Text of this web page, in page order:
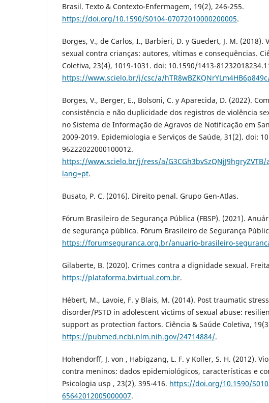
Brasil. Texto & Contexto-Enfermagem, 19(2), 246-255.
https://doi.org/10.1590/S0104-07072010000200005.
Borges, V., de Carlos, I., Barbieri, D. y Guedert, J. M. (2018).
sexual contra crianças: autores, vítimas e consequências.
Coletiva, 23(4), 1019-1031. doi: 10.1590/1413-
https://www.scielo.br/j/csc/a/
Borges, V., Berger, E., Bolsoni, C. y Aparecida, D. (2022).
consistência e não duplicidade dos registros de violência
no Sistema de Informação de Agravos de Notificação em
2009-2019. Epidemiologia e Serviços de Saúde, 31(2). doi:
96222022000100012.
https://www.scielo.br/j/ress/a/
lang=pt.
Busato, P. C. (2016). Direito penal. Grupo Gen-Atlas.
Fórum Brasileiro de Segurança Pública (FBSP). (2021).
de segurança pública. Fórum Brasileiro de Segurança
https://forumseguranca.org.br/anuario-brasileiro-
Gilaberte, B. (2020). Crimes contra a dignidade sexual.
https://plataforma.bvirtual.com.br.
Hébert, M., Lavoie, F. y Blais, M. (2014). Post traumatic stress
disorder/PSTD in adolescent victims of sexual abuse:
support as protection factors. Ciência & Saúde Coletiva,
https://pubmed.ncbi.nlm.nih.gov/24714884/.
Hohendorff, J. von , Habigzang, L. F. y Koller, S. H. (2012).
contra meninos: dados epidemiológicos, características e
Psicologia usp , 23(2), 395-416. https://doi.org/10.1590/
65642012005000007.